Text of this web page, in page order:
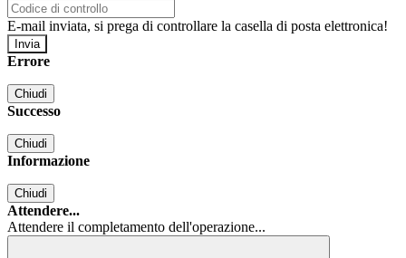
E-mail inviata, si prega di controllare la casella di posta elettronica!
Errore
Chiudi
Successo
Chiudi
Informazione
Chiudi
Attendere...
Attendere il completamento dell'operazione...